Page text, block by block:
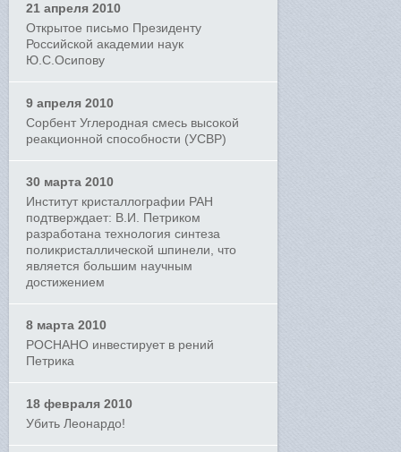
21 апреля 2010
Открытое письмо Президенту
Российской академии наук
Ю.С.Осипову
9 апреля 2010
Сорбент Углеродная смесь высокой
реакционной способности (УСВР)
30 марта 2010
Институт кристаллографии РАН
подтверждает: В.И. Петриком
разработана технология синтеза
поликристаллической шпинели, что
является большим научным
достижением
8 марта 2010
РОСНАНО инвестирует в рений
Петрика
18 февраля 2010
Убить Леонардо!